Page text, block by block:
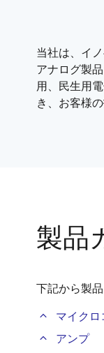
概
要
当社は、イ
アナログ製
用、民生用
き、お客様
製品
下記から製
マイク
アンプ